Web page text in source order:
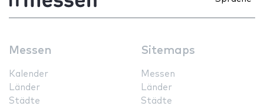
Messen
Kalender
Länder
Städte
Sitemaps
Messen
Länder
Städte